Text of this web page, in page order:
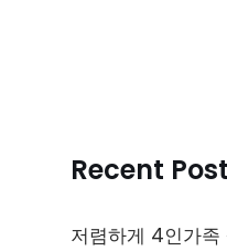
Recent
저렴하게 4인가족